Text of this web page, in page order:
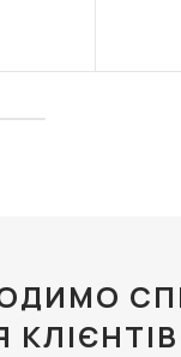
КЛІЄНТІВ